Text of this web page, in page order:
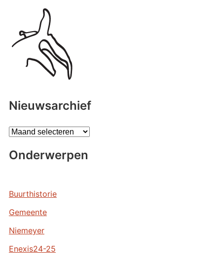
Nieuwsarchief
A
c
e
e
n
Onderwerpen
Buurthistorie
Gemeente
Niemeyer
Enexis24-25